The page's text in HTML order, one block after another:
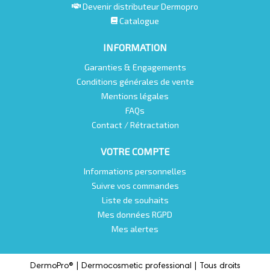
Devenir distributeur Dermopro
Catalogue
INFORMATION
Garanties & Engagements
Conditions générales de vente
Mentions légales
FAQs
Contact / Rétractation
VOTRE COMPTE
Informations personnelles
Suivre vos commandes
Liste de souhaits
Mes données RGPD
Mes alertes
DermoPro® | Dermocosmetic professional | Tous droits